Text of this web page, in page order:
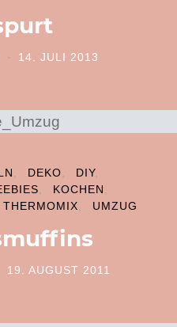
POSTED ON
14. JULI 2013
DEKO
DIY
KOCHEN
THERMOMIX UMZUG
POSTED ON
19. AUGUST 2011